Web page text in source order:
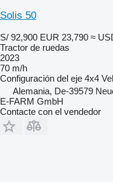
Solis 50
S/ 92,900 EUR 23,790 ≈
Tractor de ruedas
2023
70 m/h
Configuración del eje 4x4
Alemania, De-39579
E-FARM GmbH
Contacte con el vendedor